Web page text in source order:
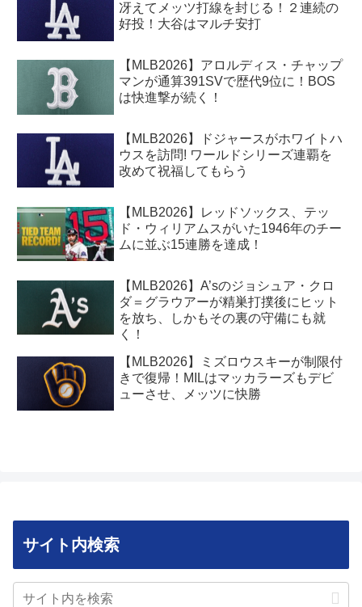
冴えてメッツ打線を封じる！２連続の
好投！大谷はマルチ安打
【MLB2026】アロルディス・チャップ
マンが通算391SVで歴代9位に！BOS
は快進撃が続く！
【MLB2026】ドジャースがホワイトハ
ウスを訪問! ワールドシリーズ連覇を
改めて祝福してもらう
【MLB2026】レッドソックス、テッ
ド・ウィリアムスがいた1946年のチー
ムに並ぶ15連勝を達成！
【MLB2026】A’sのジョシュア・クロ
ダ＝グラウアーが精巣打撲後にヒット
を放ち、しかもその裏の守備にも就
く！
【MLB2026】ミズロウスキーが制限付
きで復帰！MILはマッカラーズもデビ
ューさせ、メッツに快勝
サイト内検索